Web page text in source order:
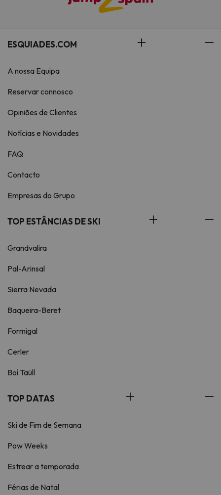
ESQUIADES.COM
A nossa Equipa
Reservar connosco
Opiniões de Clientes
Notícias e Novidades
FAQ
Contacto
Empresas do Grupo
TOP ESTÂNCIAS DE SKI
Grandvalira
Pal-Arinsal
Sierra Nevada
Baqueira-Beret
Formigal
Cerler
Boí Taüll
TOP DATAS
Ski de Fim de Semana
Pow Weeks
Estrear a temporada
Férias de Natal